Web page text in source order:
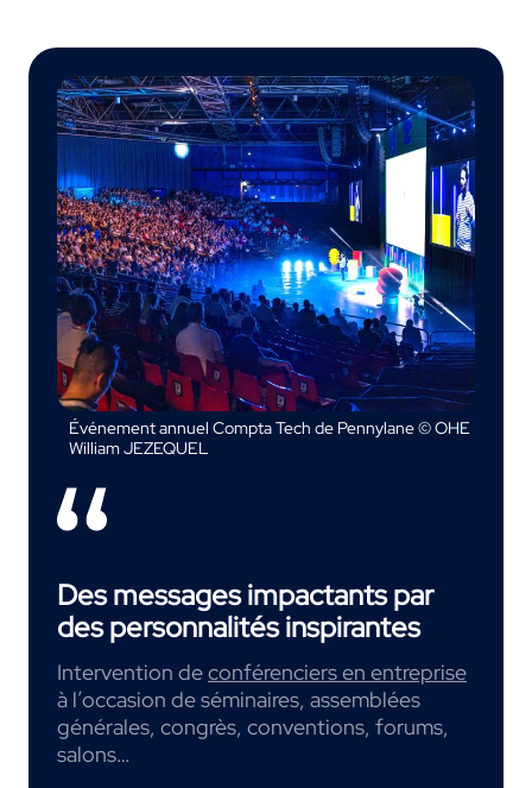
Événement annuel Compta Tech de Pennylane © OHE
William JEZEQUEL
Des messages impactants par
des personnalités inspirantes
Intervention deconférenciers en entreprise
à l’occasion de séminaires, assemblées
générales, congrès, conventions, forums,
salons…